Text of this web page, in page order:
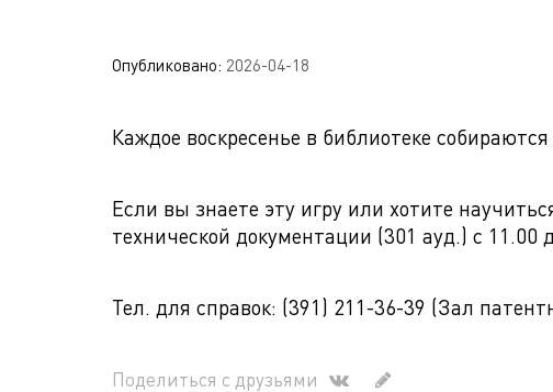
Опубликовано: 2026-04-18
Каждое воскресенье в библиотеке
Если вы знаете эту игру или хотите
технической документации (301 ауд.) с 11.00
Тел. для справок: (391) 211-36-39 (Зал
Поделиться с друзьями